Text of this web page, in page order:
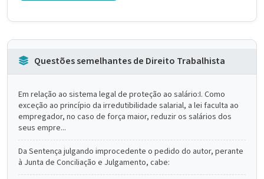
Questões semelhantes de Direito Trabalhista
Em relação ao sistema legal de proteção ao salário:I. Como
exceção ao princípio da irredutibilidade salarial, a lei faculta ao
empregador, no caso de força maior, reduzir os salários dos
seus empre...
Da Sentença julgando improcedente o pedido do autor, perante
à Junta de Conciliação e Julgamento, cabe: